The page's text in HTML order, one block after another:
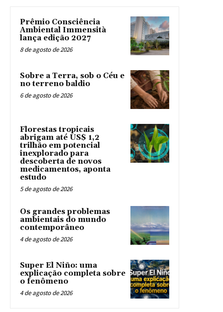
Prêmio Consciência
Ambiental Immensità
lança edição 2027
8 de agosto de 2026
Sobre a Terra, sob o Céu e
no terreno baldio
6 de agosto de 2026
Florestas tropicais
abrigam até US$ 1,2
trilhão em potencial
inexplorado para
descoberta de novos
medicamentos, aponta
estudo
5 de agosto de 2026
Os grandes problemas
ambientais do mundo
contemporâneo
4 de agosto de 2026
Super El Niño: uma
explicação completa sobre
o fenômeno
4 de agosto de 2026